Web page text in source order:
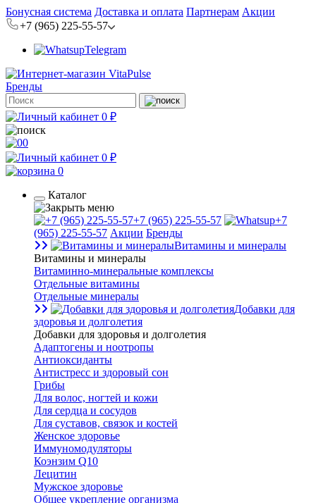
Бонусная система Доставка и оплата Партнерам Акции
+7 (965) 225-55-57
Telegram
Бренды
0 ₽
0
0 ₽
0
Каталог
+7 (965) 225-55-57
+7
(965) 225-55-57 Акции Бренды
Витамины и минералы
Витамины и минералы
Витаминно-минеральные комплексы
Отдельные витамины
Отдельные минералы
Добавки для
здоровья и долголетия
Добавки для здоровья и долголетия
Адаптогены и ноотропы
Антиоксиданты
Антистресс и здоровый сон
Грибы
Для волос, ногтей и кожи
Для сердца и сосудов
Для суставов, связок и костей
Женское здоровье
Иммуномодуляторы
Коэнзим Q10
Лецитин
Мужское здоровье
Общее укрепление организма